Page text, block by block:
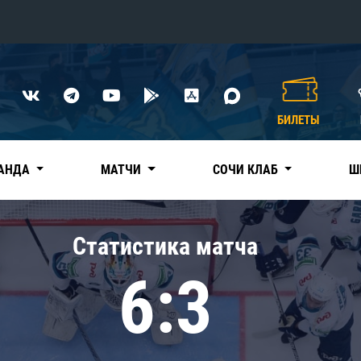
Нефтехимик
Трактор
Дивизион Чернышева
Авангард
Адмирал
КХЛ
БИЛЕТЫ
МАТЧИ СОЧИ КЛАБ
Статистика матча
6:3